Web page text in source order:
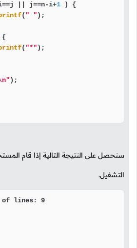
|| j==n-i+1 ) {
(" ");
{
("*");
);
سنحصل على النتيجة التالية إذا قام
التشغيل.
of lines: 9